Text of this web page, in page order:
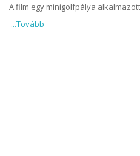
A film egy minigolfpálya
...Tovább